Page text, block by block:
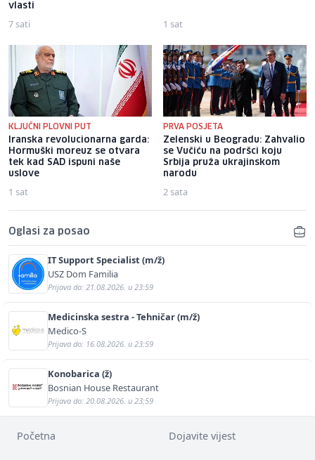
vlasti
7 sati 1 sat
KLJUČNI PLOVNI PUT
Iranska revolucionarna garda:
Hormuški moreuz se otvara
tek kad SAD ispuni naše
uslove
1 sat
PRVA POSJETA
Zelenski u Beogradu: Zahvalio
se Vučiću na podršci koju
Srbija pruža ukrajinskom
narodu
2 sata
Oglasi za posao
IT Support Specialist (m/ž)
USZ Dom Familia
Prijava do: 21.08.2026. u 23:59
Medicinska sestra - Tehničar (m/ž)
Medico-S
Prijava do: 16.08.2026. u 23:59
Konobarica (ž)
Bosnian House Restaurant
Prijava do: 20.08.2026. u 23:59
Početna Dojavite vijest